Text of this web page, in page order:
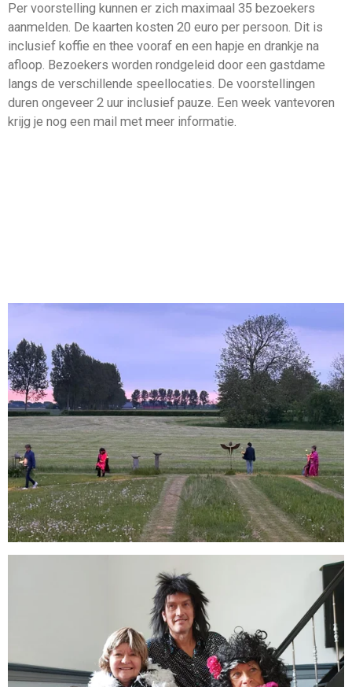
Per voorstelling kunnen er zich maximaal 35 bezoekers
aanmelden. De kaarten kosten 20 euro per persoon. Dit is
inclusief koffie en thee vooraf en een hapje en drankje na
afloop. Bezoekers worden rondgeleid door een gastdame
langs de verschillende speellocaties. De voorstellingen
duren ongeveer 2 uur inclusief pauze. Een week vantevoren
krijg je nog een mail met meer informatie.